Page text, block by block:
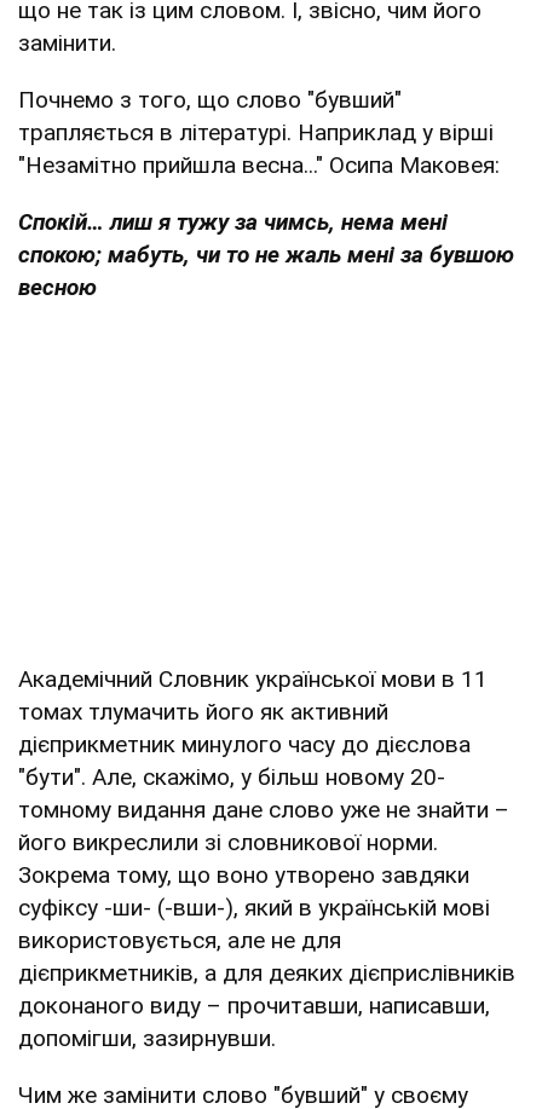
що не так із цим словом. І, звісно, чим його
замінити.
Почнемо з того, що слово "бувший"
трапляється в літературі. Наприклад у вірші
"Незамітно прийшла весна..." Осипа Маковея:
Спокій… лиш я тужу за чимсь, нема мені
спокою; мабуть, чи то не жаль мені за бувшою
весною
Академічний Словник української мови в 11
томах тлумачить його як активний
дієприкметник минулого часу до дієслова
"бути". Але, скажімо, у більш новому 20-
томному видання дане слово уже не знайти –
його викреслили зі словникової норми.
Зокрема тому, що воно утворено завдяки
суфіксу -ши- (-вши-), який в українській мові
використовується, але не для
дієприкметників, а для деяких дієприслівників
доконаного виду – прочитавши, написавши,
допомігши, зазирнувши.
Чим же замінити слово "бувший" у своєму